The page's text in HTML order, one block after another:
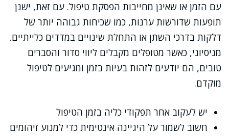
עם הזמן או שאינן מחייבות הפסקת טיפול. עם זאת, ישנן
תופעות שדורשות ערנות, כמו שכיחות גבוהה יותר של
דלקות בדרכי השתן או התחלת שינויים במדדים כלייתיים.
מניסיוני, כאשר מטופלים מקבלים ליווי סדור והסברים
טובים, הם יודעים לזהות בעיות בזמן ומגיעים לטיפול
מוקדם.
יש לעקוב אחר תפקודי כליה בזמן הטיפול
חשוב לשמור על היגיינה אינטימית כדי למנוע זיהומים